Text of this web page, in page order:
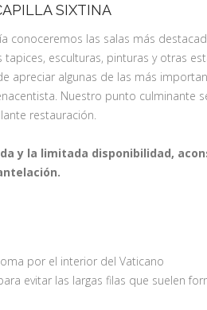
SIXTINA
conoceremos las salas más
tapices, esculturas, pinturas y otras
apreciar algunas de las más
Nuestro punto culminante
restauración.
y la limitada disponibilidad,
por el interior del Vaticano
evitar las largas filas que suelen